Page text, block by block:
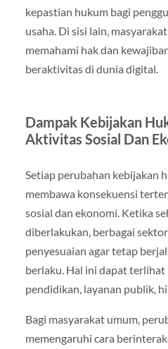
kepastian hukum bagi
usaha. Di sisi lain,
memahami hak dan
beraktivitas di dunia digital.
Dampak Kebijakan
Aktivitas Sosial Dan
Setiap perubahan kebijakan
membawa konsekuensi
sosial dan ekonomi. Ketika
diberlakukan, berbagai
penyesuaian agar tetap
berlaku. Hal ini dapat terlihat
pendidikan, layanan publik,
Bagi masyarakat umum,
memengaruhi cara